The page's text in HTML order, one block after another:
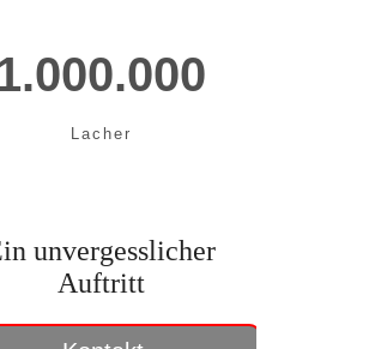
Lacher
unvergesslicher
Auftritt